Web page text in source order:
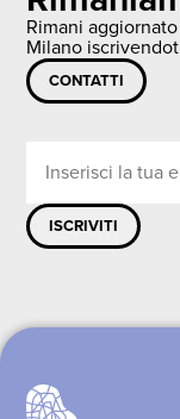
Rimani
Milano
CONTATTI
ISCRIVITI